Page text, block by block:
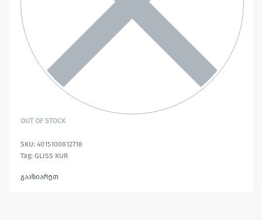
OUT OF STOCK
4015100812718
Tag: GLISS KUR
გააზიარეთ